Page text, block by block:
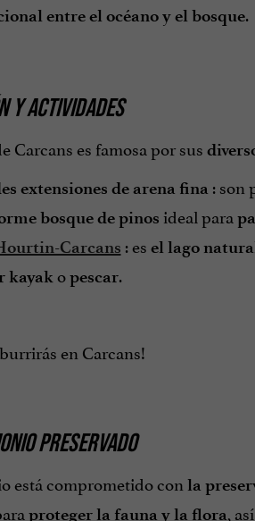
entre el océano y el bosque.
Y ACTIVIDADES
Carcans es famosa por sus
extensiones de arena fina : son
bosque de pinos ideal para
Carcans : es el lago
kayakopescar.
en Carcans!
PRESERVADO
está comprometido con la
proteger la fauna y la flora,